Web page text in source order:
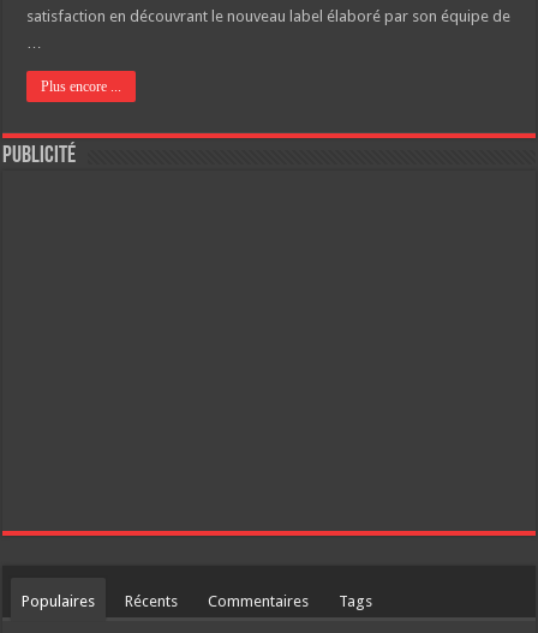
satisfaction en découvrant le nouveau label élaboré par son équipe de
Plus encore ...
Publicité
Populaires Récents Commentaires Tags